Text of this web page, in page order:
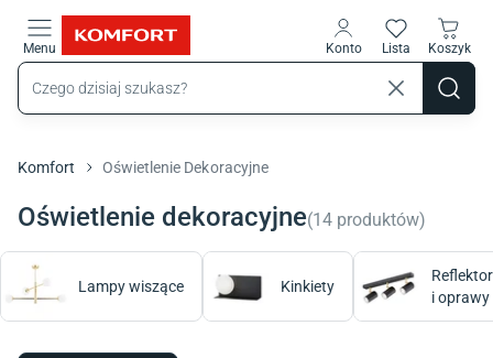
Menu Konto Lista Koszyk
Komfort Oświetlenie Dekoracyjne
Oświetlenie dekoracyjne(14 produktów)
Lampy wiszące Kinkiety
i oprawy